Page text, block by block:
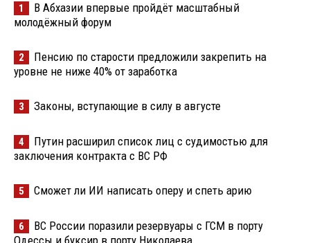
1
В Абхазии впервые пройдёт масштабный
молодёжный форум
2
Пенсию по старости предложили закрепить на
уровне не ниже 40% от заработка
3 Законы, вступающие в силу в августе
4
Путин расширил список лиц с судимостью для
заключения контракта с ВС РФ
5 Сможет ли ИИ написать оперу и спеть арию
6
ВС России поразили резервуары с ГСМ в порту